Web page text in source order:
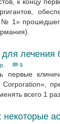
1»
лечения
9
всего 1